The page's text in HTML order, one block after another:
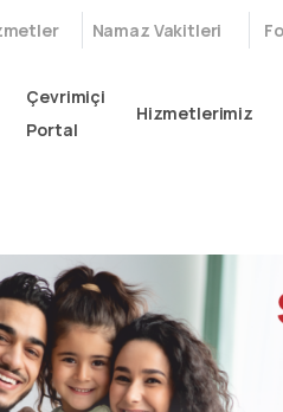
Namaz Vakitleri
Çevrimiçi
Portal
Hizmetlerimiz